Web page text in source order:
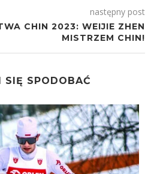
następny post
CHIN 2023: WEIJIE ZHEN
MISTRZEM CHIN!
SIĘ SPODOBAĆ